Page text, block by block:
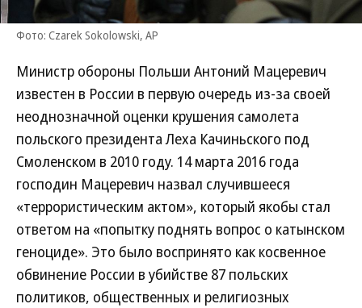
Фото: Czarek Sokolowski, AP
Министр обороны Польши Антоний Мацеревич
известен в России в первую очередь из-за своей
неоднозначной оценки крушения самолета
польского президента Леха Качиньского под
Смоленском в 2010 году. 14 марта 2016 года
господин Мацеревич назвал случившееся
«террористическим актом», который якобы стал
ответом на «попытку поднять вопрос о катынском
геноциде». Это было воспринято как косвенное
обвинение России в убийстве 87 польских
политиков, общественных и религиозных